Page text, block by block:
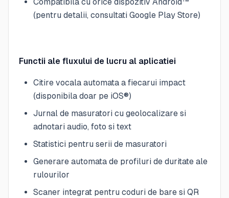
Compatibila cu orice dispozitiv Android™
(pentru detalii, consultati Google Play Store)
Functii ale fluxului de lucru al aplicatiei
Citire vocala automata a fiecarui impact
(disponibila doar pe iOS®)
Jurnal de masuratori cu geolocalizare si
adnotari audio, foto si text
Statistici pentru serii de masuratori
Generare automata de profiluri de duritate ale
rulourilor
Scaner integrat pentru coduri de bare si QR